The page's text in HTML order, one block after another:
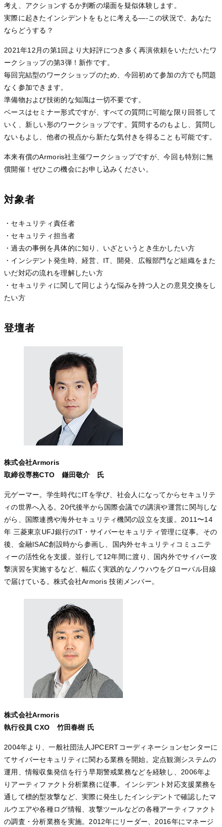
考え、アクションするか判断の場面を疑似体験します。
実際に起きたインシデントをもとに考える—-この状況で、あなた
ならどうする？
2021年12月の第1回より大好評につき多く再演依頼をいただいたワ
ークショップの第3弾！新作です。
毎回完結型のワークショップのため、今回初めて参加の方でも問題
なく参加できます。
準備物および技術的な知識は一切不要です。
ベースはセミナー形式ですが、すべての質問に可能な限り回答して
いく、新しい形のワークショップです。質問するのもよし、質問し
ないもよし、他者の視点から新たな気付きを得ることも可能です。
本来有償のArmoris社主催ワークショップですが、今回も特別に無
償開催！ぜひこの機会にお申し込みください。
対象者
・セキュリティ責任者
・セキュリティ担当者
・過去の事例を具体的に知り、いざというとき生かしたい方
・インシデント発生時、経営、IT、開発、広報部門など組織をまた
いだ対応の流れを理解したい方
・セキュリティに関して同じような悩みを持つ人との意見交換をし
たい方
登壇者
株式会社Armoris
取締役専務CTO 鎌田敬介 氏
元ゲーマー。学生時代にITを学び、社会人になってからセキュリテ
ィの世界へ入る。20代後半から国際会議での講演や運営に関与しな
がら、国際連携や海外セキュリティ機関の設立を支援。2011〜14
年 三菱東京UFJ銀行のIT・サイバーセキュリティ管理に従事。その
後、金融ISAC創設時から参画し、国内外セキュリティコミュニテ
ィーの活性化を支援。並行して12年間に渡り、国内外でサイバー攻
撃演習を実施するなど、幅広く実践的なノウハウをグローバル目線
で届けている。株式会社Armoris 技術メンバー。
株式会社Armoris
執行役員 CXO 竹田春樹 氏
2004年より、一般社団法人JPCERTコーディネーションセンターに
てサイバーセキュリティに関わる業務を開始。定点観測システムの
運用、情報収集発信を行う早期警戒業務などを経験し、2006年よ
りアーティファクト分析業務に従事。インシデント対応支援業務を
通して標的型攻撃など、実際に発生したインシデントで確認したマ
ルウエアや各種ログ情報、攻撃ツールなどの各種アーティファクト
の調査・分析業務を実施。2012年にリーダー、2016年にマネージ